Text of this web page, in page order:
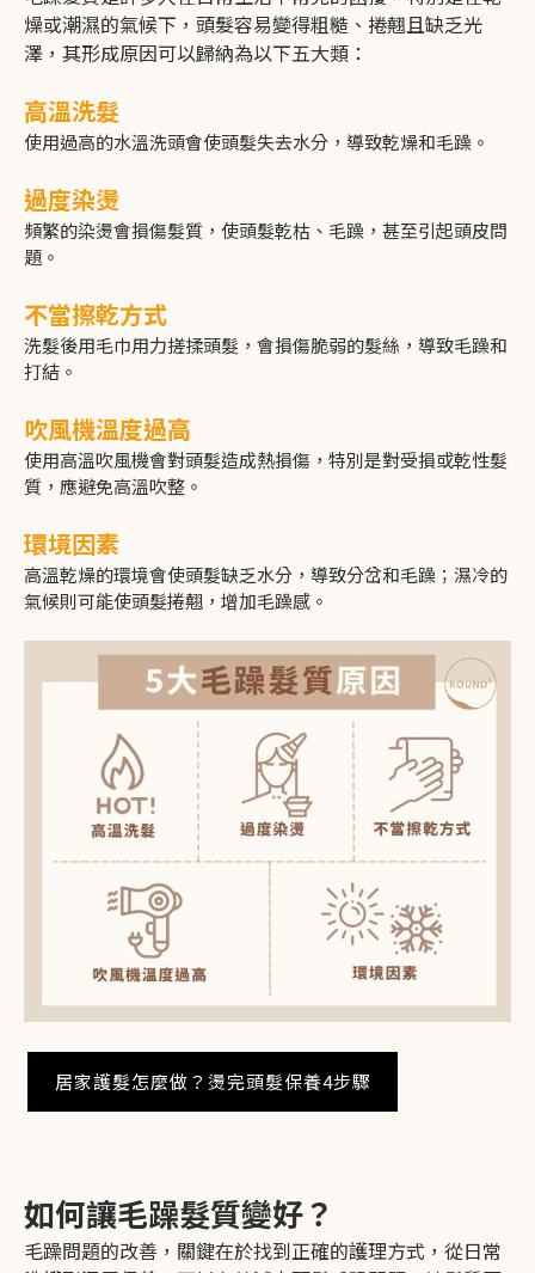
燥或潮濕的氣候下，頭髮容易變得粗糙、捲翹且缺乏光
澤，其形成原因可以歸納為以下五大類：
高溫洗髮
使用過高的水溫洗頭會使頭髮失去水分，導致乾燥和毛躁。
過度染燙
頻繁的染燙會損傷髮質，使頭髮乾枯、毛躁，甚至引起頭皮問
題。
不當擦乾方式
洗髮後用毛巾用力搓揉頭髮，會損傷脆弱的髮絲，導致毛躁和
打結。
吹風機溫度過高
使用高溫吹風機會對頭髮造成熱損傷，特別是對受損或乾性髮
質，應避免高溫吹整。
環境因素
高溫乾燥的環境會使頭髮缺乏水分，導致分岔和毛躁；濕冷的
氣候則可能使頭髮捲翹，增加毛躁感。
居家護髮怎麼做？燙完頭髮保養4步驟
如何讓毛躁髮質變好？
毛躁問題的改善，關鍵在於找到正確的護理方式，從日常
DESIGNER
INFORMATION